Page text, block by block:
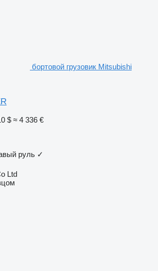
бортовой грузовик Mitsubishi
$ ≈ 4 336 €
руль ✓
Ltd